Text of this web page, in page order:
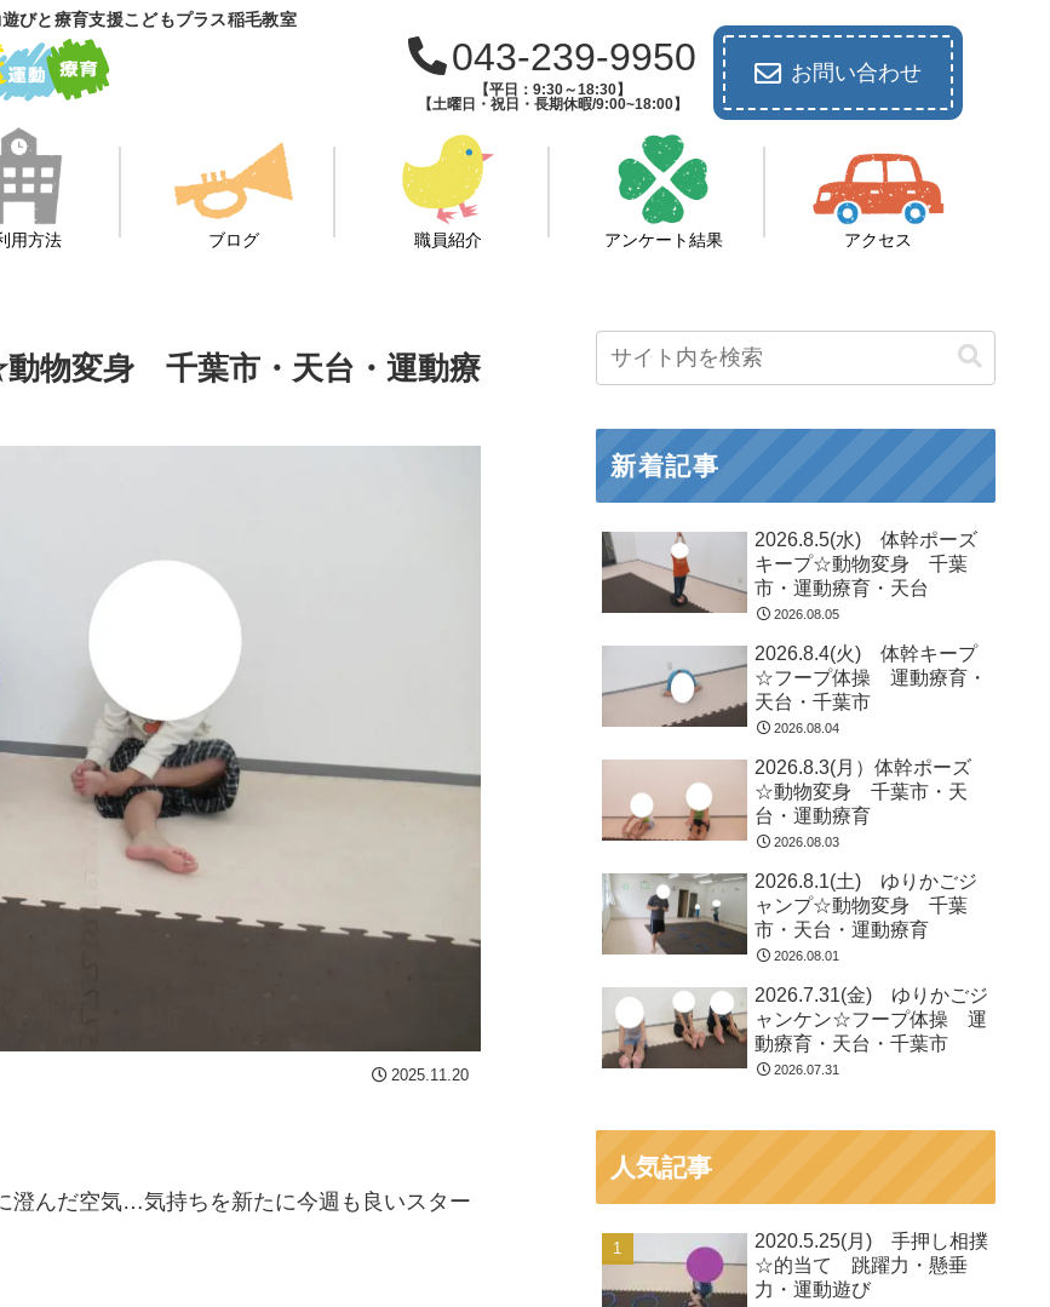
びと療育支援こどもプラス稲毛教室
043-239-9950
【平日：9:30～18:30】
【土曜日・祝日・長期休暇/9:00~18:00】
お問い合わせ
用方法 ブログ 職員紹介 アンケート結果 アクセス
物変身 千葉市・天台・運動療
2025.11.20
澄んだ空気…気持ちを新たに今週も良いスター
新着記事
2026.8.5(水) 体幹ポーズ
キープ☆動物変身 千葉
市・運動療育・天台
2026.08.05
2026.8.4(火) 体幹キープ
☆フープ体操 運動療育・
天台・千葉市
2026.08.04
2026.8.3(月）体幹ポーズ
☆動物変身 千葉市・天
台・運動療育
2026.08.03
2026.8.1(土) ゆりかごジ
ャンプ☆動物変身 千葉
市・天台・運動療育
2026.08.01
2026.7.31(金) ゆりかごジ
ャンケン☆フープ体操 運
動療育・天台・千葉市
2026.07.31
人気記事
2020.5.25(月) 手押し相撲
☆的当て 跳躍力・懸垂
力・運動遊び